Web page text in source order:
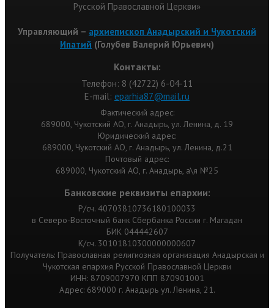
Русской Православной Церкви»
Управляющий – архиепископ Анадырский и Чукотский
Ипатий (Голубев Валерий Юрьевич)
Контакты:
Телефон: 8 (42722) 6-04-11
Е-mail: eparhia87@mail.ru
Фактический адрес:
689000, Чукотский АО, г. Анадырь, ул. Ленина, д. 19
Юридический адрес:
689000, Чукотский АО, г. Анадырь, ул. Ленина, д.21
Почтовый адрес:
689000, Чукотский АО, г. Анадырь, а\я №25
Банковские реквизиты епархии:
Р/сч. 40703810736180100033
в Северо-Восточный банк Сбербанка России г. Магадан
БИК 044442607
К/сч. 30101810300000000607
Получатель: Православная религиозная организация Анадырская и
Чукотская епархия Русской Православной Церкви
ИНН: 8709007970 КПП 870901001
Адрес: 689000 г. Анадырь ул. Ленина, 21.